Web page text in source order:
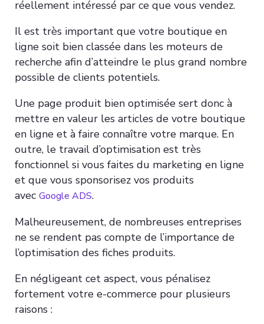
réellement intéressé par ce que vous vendez.
Il est très important que votre boutique en
ligne soit bien classée dans les moteurs de
recherche afin d’atteindre le plus grand nombre
possible de clients potentiels.
Une page produit bien optimisée sert donc à
mettre en valeur les articles de votre boutique
en ligne et à faire connaître votre marque. En
outre, le travail d’optimisation est très
fonctionnel si vous faites du marketing en ligne
et que vous sponsorisez vos produits
avec Google ADS.
Malheureusement, de nombreuses entreprises
ne se rendent pas compte de l’importance de
l’optimisation des fiches produits.
En négligeant cet aspect, vous pénalisez
fortement votre e-commerce pour plusieurs
raisons :